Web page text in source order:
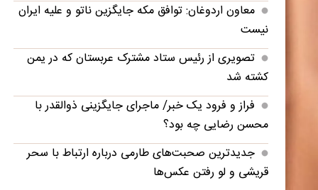
معاون اردوغان: توافق مکه جایگزین ناتو و علیه ایران
نیست
تصویری از رئیس ستاد مشترک عربستان که در یمن
کشته شد
فراز و فرود یک خبر/ ماجرای جایگزینی ذوالقدر با
محسن رضایی چه بود؟
جدیدترین صحبت‌های طارمی درباره ارتباط با سحر
قریشی و لو رفتن عکس‌ها